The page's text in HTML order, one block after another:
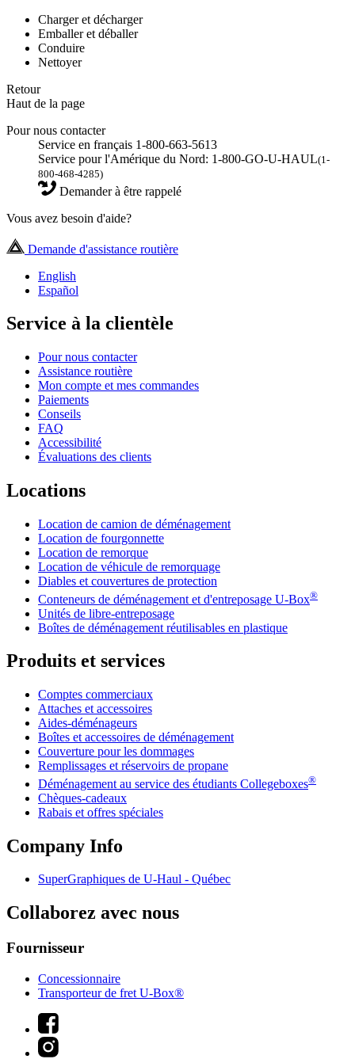
Charger et décharger
Emballer et déballer
Conduire
Nettoyer
Retour
Haut de la page
Pour nous contacter
Service en français 1-800-663-5613
Service pour l'Amérique du Nord: 1-800-GO-U-HAUL(1-
800-468-4285)
Demander à être rappelé
Vous avez besoin d'aide?
Demande d'assistance routière
English
Español
Service à la clientèle
Pour nous contacter
Assistance routière
Mon compte et mes commandes
Paiements
Conseils
FAQ
Accessibilité
Évaluations des clients
Locations
Location de camion de déménagement
Location de fourgonnette
Location de remorque
Location de véhicule de remorquage
Diables et couvertures de protection
Conteneurs de déménagement et d'entreposage U-Box®
Unités de libre-entreposage
Boîtes de déménagement réutilisables en plastique
Produits et services
Comptes commerciaux
Attaches et accessoires
Aides-déménageurs
Boîtes et accessoires de déménagement
Couverture pour les dommages
Remplissages et réservoirs de propane
Déménagement au service des étudiants Collegeboxes®
Chèques-cadeaux
Rabais et offres spéciales
Company Info
SuperGraphiques de U-Haul - Québec
Collaborez avec nous
Fournisseur
Concessionnaire
Transporteur de fret U-Box®